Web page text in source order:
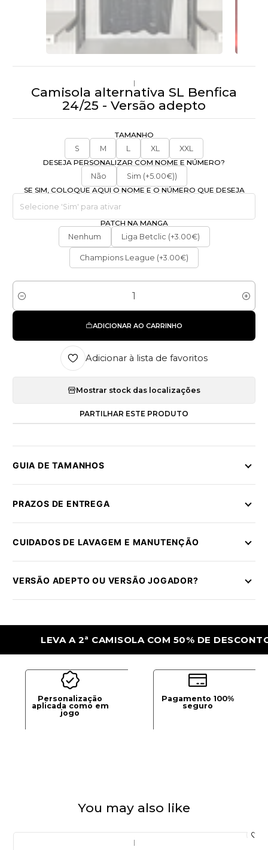
|
Camisola alternativa SL Benfica
24/25 - Versão adepto
TAMANHO
S
M L XL
XXL
DESEJA PERSONALIZAR COM NOME E NÚMERO?
Não
Sim (+5.00€))
SE SIM, COLOQUE AQUI O NOME E O NÚMERO QUE DESEJA
PATCH NA MANGA
Nenhum
Liga Betclic (+3.00€)
Champions League (+3.00€)
Quantidade
ADICIONAR AO CARRINHO
Adicionar à lista de favoritos
Mostrar stock das localizações
PARTILHAR ESTE PRODUTO
GUIA DE TAMANHOS
PRAZOS DE ENTREGA
CUIDADOS DE LAVAGEM E MANUTENÇÃO
VERSÃO ADEPTO OU VERSÃO JOGADOR?
LEVA A 2ª CAMISOLA COM 50% DE DESCONTO
Personalização
aplicada como em
jogo
Pagamento 100%
seguro
You may also like
|